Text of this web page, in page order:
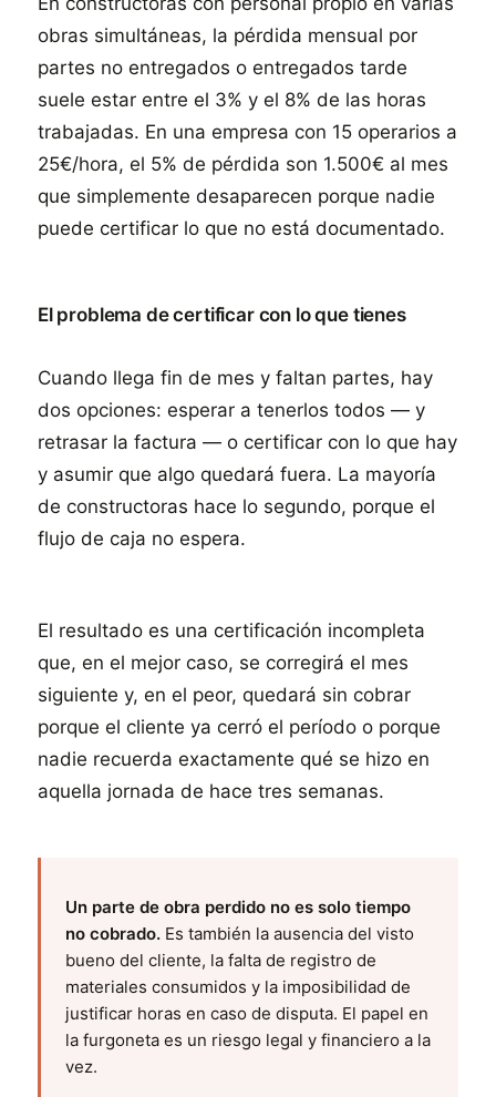
obras simultáneas, la pérdida mensual por
partes no entregados o entregados tarde
suele estar entre el 3% y el 8% de las horas
trabajadas. En una empresa con 15 operarios a
25€/hora, el 5% de pérdida son 1.500€ al mes
que simplemente desaparecen porque nadie
puede certificar lo que no está documentado.
El problema de certificar con lo que tienes
Cuando llega fin de mes y faltan partes, hay
dos opciones: esperar a tenerlos todos — y
retrasar la factura — o certificar con lo que hay
y asumir que algo quedará fuera. La mayoría
de constructoras hace lo segundo, porque el
flujo de caja no espera.
El resultado es una certificación incompleta
que, en el mejor caso, se corregirá el mes
siguiente y, en el peor, quedará sin cobrar
porque el cliente ya cerró el período o porque
nadie recuerda exactamente qué se hizo en
aquella jornada de hace tres semanas.
Un parte de obra perdido no es solo tiempo
no cobrado. Es también la ausencia del visto
bueno del cliente, la falta de registro de
materiales consumidos y la imposibilidad de
justificar horas en caso de disputa. El papel en
la furgoneta es un riesgo legal y financiero a la
vez.